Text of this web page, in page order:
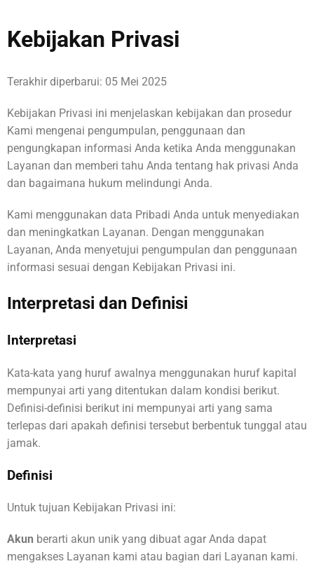
Kebijakan Privasi
Terakhir diperbarui: 05 Mei 2025
Kebijakan Privasi ini menjelaskan kebijakan dan prosedur
Kami mengenai pengumpulan, penggunaan dan
pengungkapan informasi Anda ketika Anda menggunakan
Layanan dan memberi tahu Anda tentang hak privasi Anda
dan bagaimana hukum melindungi Anda.
Kami menggunakan data Pribadi Anda untuk menyediakan
dan meningkatkan Layanan. Dengan menggunakan
Layanan, Anda menyetujui pengumpulan dan penggunaan
informasi sesuai dengan Kebijakan Privasi ini.
Interpretasi dan Definisi
Interpretasi
Kata-kata yang huruf awalnya menggunakan huruf kapital
mempunyai arti yang ditentukan dalam kondisi berikut.
Definisi-definisi berikut ini mempunyai arti yang sama
terlepas dari apakah definisi tersebut berbentuk tunggal atau
jamak.
Definisi
Untuk tujuan Kebijakan Privasi ini:
Akun berarti akun unik yang dibuat agar Anda dapat
mengakses Layanan kami atau bagian dari Layanan kami.